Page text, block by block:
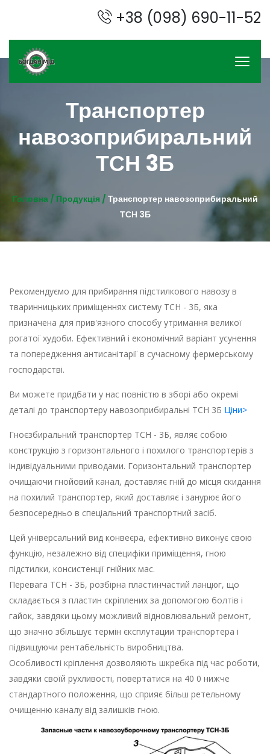
+38 (098) 690-11-52
Транспортер
навозоприбиральний
ТСН 3Б
Головна / Продукція / Транспортер навозоприбиральний
ТСН 3Б
Рекомендуємо для прибирання підстилкового навозу в
тваринницьких приміщеннях систему ТСН - 3Б, яка
призначена для прив'язного способу утримання великої
рогатої худоби. Ефективний і економічний варіант усунення
та попередження антисанітарії в сучасному фермерському
господарстві.
Ви можете придбати у нас повністю в зборі або окремі
деталі до транспортеру навозоприбиральні ТСН 3Б Ціни>
Гноєзбиральний транспортер ТСН - 3Б, являє собою
конструкцію з горизонтального і похилого транспортерів з
індивідуальними приводами. Горизонтальний транспортер
очищаючи гнойовий канал, доставляє гній до місця скидання
на похилий транспортер, який доставляє і занурює його
безпосередньо в спеціальний транспортний засіб.
Цей універсальний вид конвеєра, ефективно виконує свою
функцію, незалежно від специфіки приміщення, гною
підстилки, консистенції гнійних мас.
Перевага ТСН - 3Б, розбірна пластинчастий ланцюг, що
складається з пластин скріплених за допомогою болтів і
гайок, завдяки цьому можливий відновлювальний ремонт,
що значно збільшує термін єксплутации транспортера і
підвищуючи рентабельність виробництва.
Особливості кріплення дозволяють шкребка під час роботи,
завдяки своїй рухливості, повертатися на 40 0 ​​нижче
стандартного положення, що сприяє більш ретельному
очищенню каналу від залишків гною.